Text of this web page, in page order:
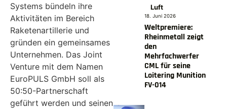
Systems bündeln ihre
Aktivitäten im Bereich
Raketenartillerie und
gründen ein gemeinsames
Unternehmen. Das Joint
Venture mit dem Namen
EuroPULS GmbH soll als
50:50-Partnerschaft
geführt werden und seinen
Luft
18. Juni 2026
Weltpremiere:
Rheinmetall zeigt
den
Mehrfachwerfer
CML für seine
Loitering Munition
FV-014